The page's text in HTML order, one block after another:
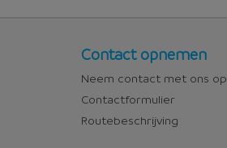
Contact
Contact opnemen
Neem contact met ons op
Contactformulier
Routebeschrijving